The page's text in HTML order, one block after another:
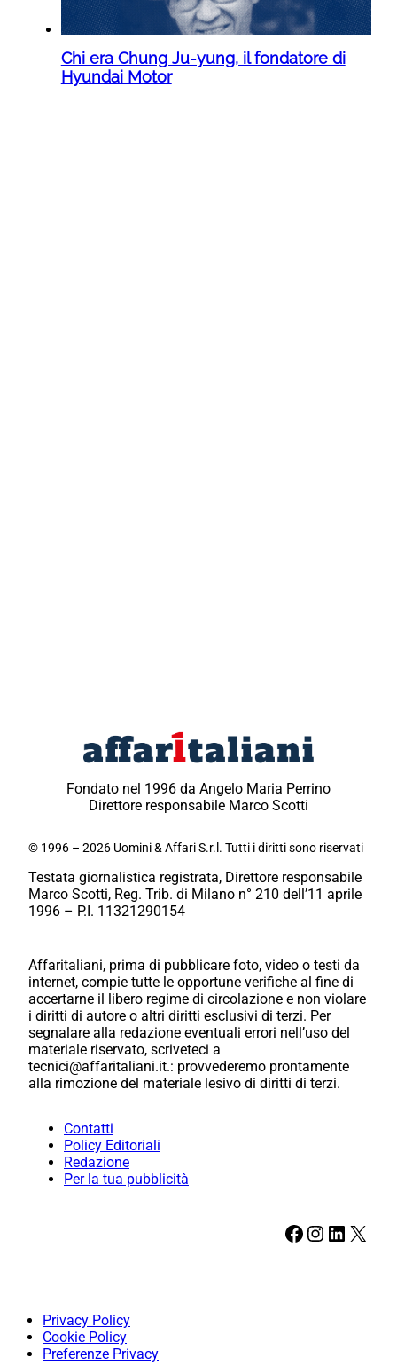
Chi era Chung Ju-yung, il fondatore di
Hyundai Motor
Fondato nel 1996 da Angelo Maria Perrino
Direttore responsabile Marco Scotti
© 1996 – 2026 Uomini & Affari S.r.l. Tutti i diritti sono riservati
Testata giornalistica registrata, Direttore responsabile
Marco Scotti, Reg. Trib. di Milano n° 210 dell’11 aprile
1996 – P.I. 11321290154
Affaritaliani, prima di pubblicare foto, video o testi da
internet, compie tutte le opportune verifiche al fine di
accertarne il libero regime di circolazione e non violare
i diritti di autore o altri diritti esclusivi di terzi. Per
segnalare alla redazione eventuali errori nell’uso del
materiale riservato, scriveteci a
tecnici@affaritaliani.it.: provvederemo prontamente
alla rimozione del materiale lesivo di diritti di terzi.
Contatti
Policy Editoriali
Redazione
Per la tua pubblicità
Facebook Instagram LinkedIn X
Privacy Policy
Cookie Policy
Preferenze Privacy